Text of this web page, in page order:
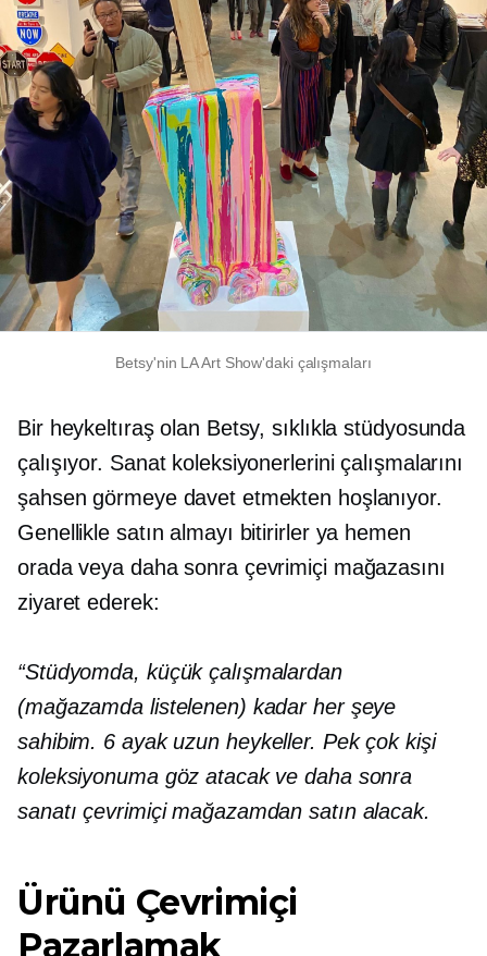
Betsy'nin LA Art Show'daki çalışmaları
Bir heykeltıraş olan Betsy, sıklıkla stüdyosunda
çalışıyor. Sanat koleksiyonerlerini çalışmalarını
şahsen görmeye davet etmekten hoşlanıyor.
Genellikle satın almayı bitirirler ya hemen
orada veya daha sonra çevrimiçi mağazasını
ziyaret ederek:
“Stüdyomda, küçük çalışmalardan
(mağazamda listelenen) kadar her şeye
sahibim. 6 ayakuzun heykeller. Pek çok kişi
koleksiyonuma göz atacak ve daha sonra
sanatı çevrimiçi mağazamdan satın alacak.
Ürünü Çevrimiçi
Pazarlamak